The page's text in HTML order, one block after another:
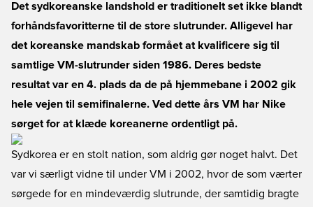
Det sydkoreanske landshold er traditionelt set ikke blandt
forhåndsfavoritterne til de store slutrunder. Alligevel har
det koreanske mandskab formået at kvalificere sig til
samtlige VM-slutrunder siden 1986. Deres bedste
resultat var en 4. plads da de på hjemmebane i 2002 gik
hele vejen til semifinalerne. Ved dette års VM har Nike
sørget for at klæde koreanerne ordentligt på.
Sydkorea er en stolt nation, som aldrig gør noget halvt. Det
var vi særligt vidne til under VM i 2002, hvor de som værter
sørgede for en mindeværdig slutrunde, der samtidig bragte